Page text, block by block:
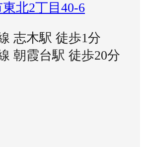
北2丁目40-6
志木駅 徒歩1分
朝霞台駅 徒歩20分